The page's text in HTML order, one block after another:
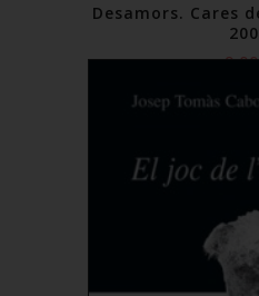
Desamors. Cares